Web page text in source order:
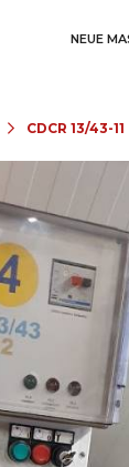
NEUE
CDCR 13/43-11